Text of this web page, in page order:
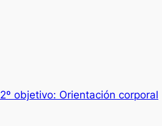
2º objetivo: Orientación corporal